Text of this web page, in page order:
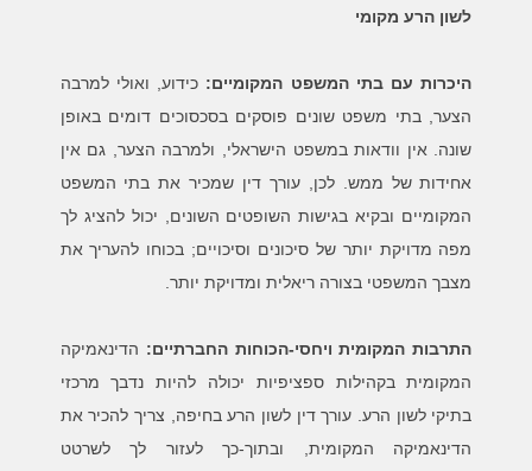
לשון הרע מקומי
היכרות עם בתי המשפט המקומיים: כידוע, ואולי למרבה
הצער, בתי משפט שונים פוסקים בסכסוכים דומים באופן
שונה. אין וודאות במשפט הישראלי, ולמרבה הצער, גם אין
אחידות של ממש. לכן, עורך דין שמכיר את בתי המשפט
המקומיים ובקיא בגישות השופטים השונים, יכול להציג לך
מפה מדויקת יותר של סיכונים וסיכויים; בכוחו להעריך את
מצבך המשפטי בצורה ריאלית ומדויקת יותר.
התרבות המקומית ויחסי-הכוחות החברתיים: הדינאמיקה
המקומית בקהילות ספציפיות יכולה להיות נדבך מרכזי
בתיקי לשון הרע. עורך דין לשון הרע בחיפה, צריך להכיר את
הדינאמיקה המקומית, ובתוך-כך לעזור לך לשרטט